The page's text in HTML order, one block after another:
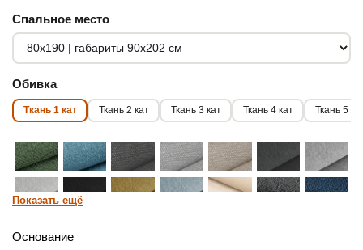
Спальное место
Обивка
Ткань 1 кат Ткань 2 кат Ткань 3 кат Ткань 4 кат Ткань 5
Показать ещё
Основание